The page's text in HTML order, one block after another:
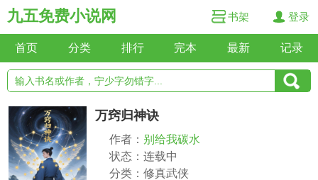
九五免费小说网 书架 登录
首页 分类 排行 完本 最新 记录
万窍归神诀
作者： 别给我碳水
状态：连载中
分类：修真武侠